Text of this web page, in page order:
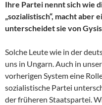
Ihre Partei nennt sich wie
„sozialistisch“, macht aber
unterscheidet sie von
Solche Leute wie in der
uns in Ungarn. Auch in
vorherigen System eine
sozialistische Partei
der früheren Staatspartei.